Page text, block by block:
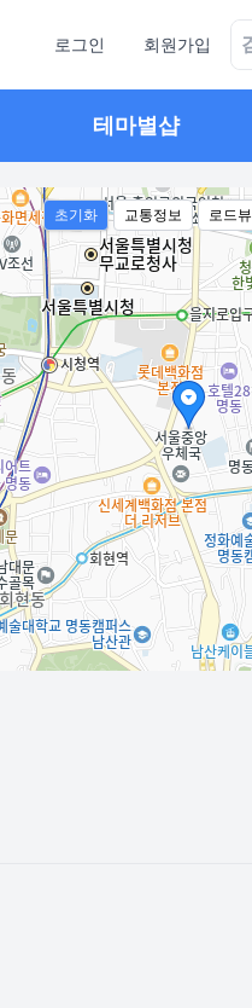
로그인 회원가입
테마별샵
초기화 교통정보 로드뷰